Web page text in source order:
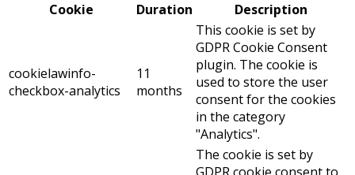
Cookie
Duration Description
cookielawinfo-
checkbox-analytics
11
months
This cookie is set by
GDPR Cookie Consent
plugin. The cookie is
used to store the user
consent for the cookies
in the category
"Analytics".
The cookie is set by